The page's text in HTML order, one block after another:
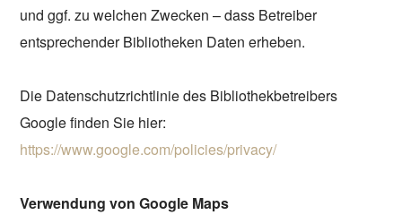
und ggf. zu welchen Zwecken – dass Betreiber
entsprechender Bibliotheken Daten erheben.
Die Datenschutzrichtlinie des Bibliothekbetreibers
Google finden Sie hier:
https://www.google.com/policies/privacy/
Verwendung von Google Maps